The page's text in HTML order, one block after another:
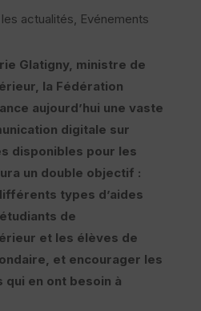
actualités, Evénements
Glatigny, ministre de
la Fédération
aujourd’hui une vaste
digitale sur
disponibles pour les
un double objectif :
types d’aides
de
et les élèves de
et encourager les
en ont besoin à